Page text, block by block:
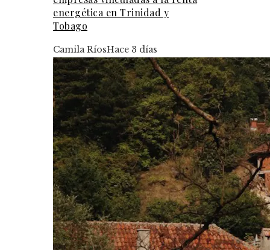
energética en Trinidad y
Tobago
Camila RíosHace 3 días